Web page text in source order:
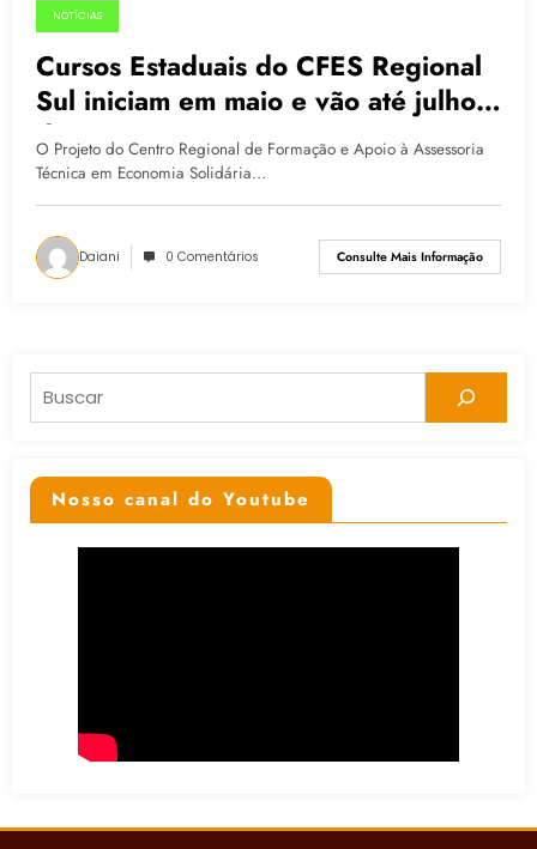
19.05.2015
NOTÍCIAS
Cursos Estaduais do CFES Regional
Sul iniciam em maio e vão até julho
de 2015
O Projeto do Centro Regional de Formação e Apoio à Assessoria
Técnica em Economia Solidária…
Daiani 0 Comentários Consulte Mais Informação
Pesquisar
Nosso canal do Youtube